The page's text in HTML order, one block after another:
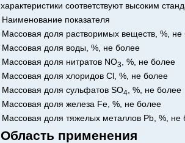
характеристики соответствуют высоким
Наименование показателя
Массовая доля растворимых веществ, %, не
Массовая доля воды, %, не более
Массовая доля нитратов NO3 , %, не более
Массовая доля хлоридов Cl, %, не более
Массовая доля сульфатов SO4 , %, не более
Массовая доля железа Fe, %, не более
Массовая доля тяжелых металлов Pb, %, не
Область применения